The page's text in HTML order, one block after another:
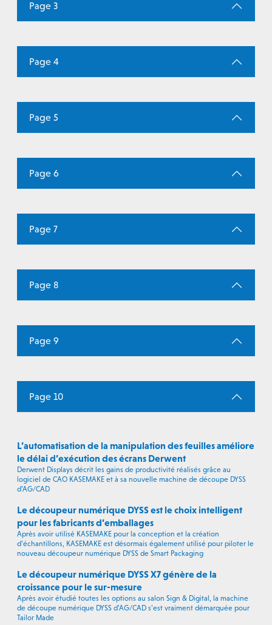
Page 3
Page 4
Page 5
Page 6
Page 7
Page 8
Page 9
Page 10
L’automatisation de la manipulation des feuilles améliore
le délai d’exécution des écrans Derwent
Derwent Displays décrit les gains de productivité réalisés grâce au
logiciel de CAO KASEMAKE et à sa nouvelle machine de découpe DYSS
d’AG/CAD
Le découpeur numérique DYSS est le choix intelligent
pour les fabricants d’emballages
Après avoir utilisé KASEMAKE pour la conception et la création
d’échantillons, KASEMAKE est désormais également utilisé pour piloter le
nouveau découpeur numérique DYSS de Smart Packaging
Le découpeur numérique DYSS X7 génère de la
croissance pour le sur-mesure
Après avoir étudié toutes les options au salon Sign & Digital, la machine
de découpe numérique DYSS d’AG/CAD s’est vraiment démarquée pour
Tailor Made